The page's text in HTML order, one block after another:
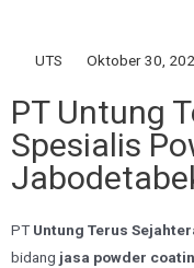
UTS Oktober 30,
PT Untung
Spesialis
PTUntung Terus
bidang jasa powder